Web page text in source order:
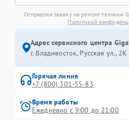
Отправляя заявку на ремонт техники
Политикой
Адрес сервисного центра
г. Владивосток, Русская ул., 2К
Горячая линия
+7 (800) 301-55-83
Время работы
Ежедневно с 9:00 до 21:00